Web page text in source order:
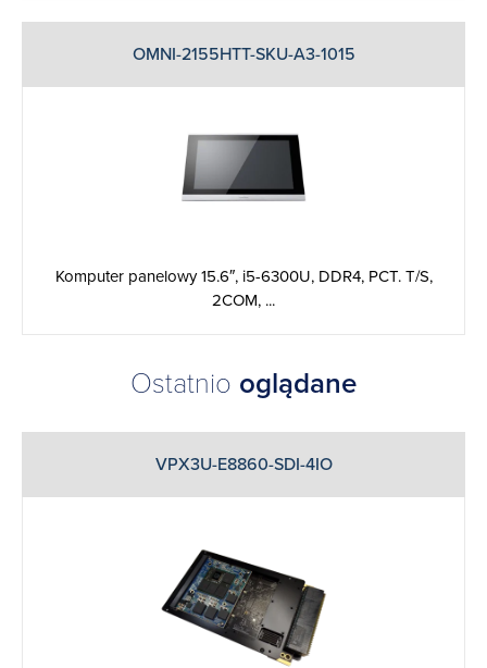
OMNI-2155HTT-SKU-A3-1015
Komputer panelowy 15.6″, i5-6300U, DDR4, PCT. T/S,
2COM, ...
Ostatnio oglądane
VPX3U-E8860-SDI-4IO